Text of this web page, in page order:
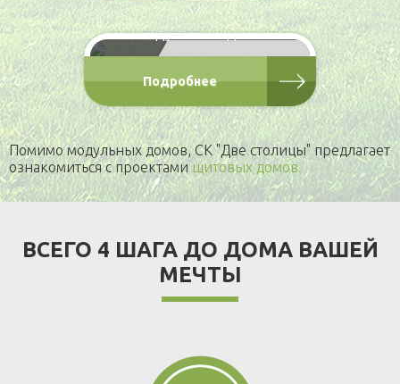
от 12 520 000 Р
мотель
модульные дома
Подробнее
Помимо модульных домов, СК "Две столицы" предлагает
ознакомиться с проектамищитовых домов.
ВСЕГО 4 ШАГА ДО ДОМА ВАШЕЙ
МЕЧТЫ